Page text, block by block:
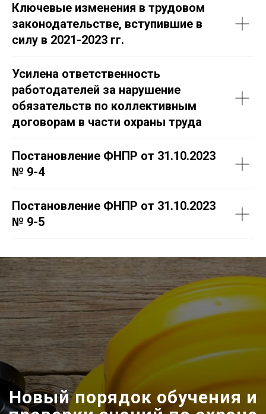
Ключевые изменения в трудовом
законодательстве, вступившие в
силу в 2021-2023 гг.
Усилена ответственность
работодателей за нарушение
обязательств по коллективным
договорам в части охраны труда
Постановление ФНПР от 31.10.2023
№ 9-4
Постановление ФНПР от 31.10.2023
№ 9-5
Новый порядок обучения и